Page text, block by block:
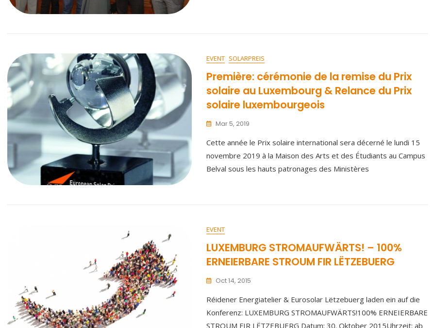
EVENT SOLARPREIS
Première: cérémonie de la remise du Prix
solaire au Luxembourg & Relance du Prix
solaire luxembourgeois
Mar 5, 2019
Cette année le Prix solaire international sera décerné le lundi 15
novembre 2019 à la Maison des Arts et des Étudiants au Campus
Belval sous les hauts patronages des Ministères
EVENT
LUXEMBURG STROMAUFWÄRTS! – 100%
ERNEIERBARE STROUM FIR LËTZEBUERG
Oct 14, 2015
Réidener Energiatelier & Eurosolar Lëtzebuerg laden ein auf die
Konferenz: LUXEMBURG STROMAUFWÄRTS!100% ERNEIERBARE
STROUM FIR LËTZEBUERG Datum: 30. Oktober 2015Uhrzeit: ab